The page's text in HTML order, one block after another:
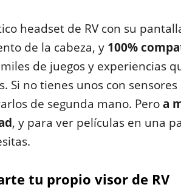
headset de RV con su
de la cabeza, y 100%
de juegos y experiencias
Si no tienes unos con
de segunda mano. Peroa
, y para ver películas en una
tu propio visor de RV